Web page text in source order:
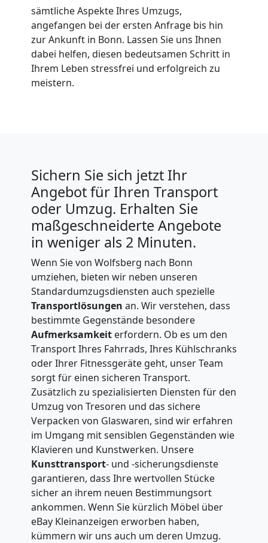
sämtliche Aspekte Ihres Umzugs,
angefangen bei der ersten Anfrage bis hin
zur Ankunft in Bonn. Lassen Sie uns Ihnen
dabei helfen, diesen bedeutsamen Schritt in
Ihrem Leben stressfrei und erfolgreich zu
meistern.
Sichern Sie sich jetzt Ihr
Angebot für Ihren Transport
oder Umzug. Erhalten Sie
maßgeschneiderte Angebote
in weniger als 2 Minuten.
Wenn Sie von Wolfsberg nach Bonn
umziehen, bieten wir neben unseren
Standardumzugsdiensten auch spezielle
Transportlösungen an. Wir verstehen, dass
bestimmte Gegenstände besondere
Aufmerksamkeit erfordern. Ob es um den
Transport Ihres Fahrrads, Ihres Kühlschranks
oder Ihrer Fitnessgeräte geht, unser Team
sorgt für einen sicheren Transport.
Zusätzlich zu spezialisierten Diensten für den
Umzug von Tresoren und das sichere
Verpacken von Glaswaren, sind wir erfahren
im Umgang mit sensiblen Gegenständen wie
Klavieren und Kunstwerken. Unsere
Kunsttransport- und -sicherungsdienste
garantieren, dass Ihre wertvollen Stücke
sicher an ihrem neuen Bestimmungsort
ankommen. Wenn Sie kürzlich Möbel über
eBay Kleinanzeigen erworben haben,
kümmern wir uns auch um deren Umzug.